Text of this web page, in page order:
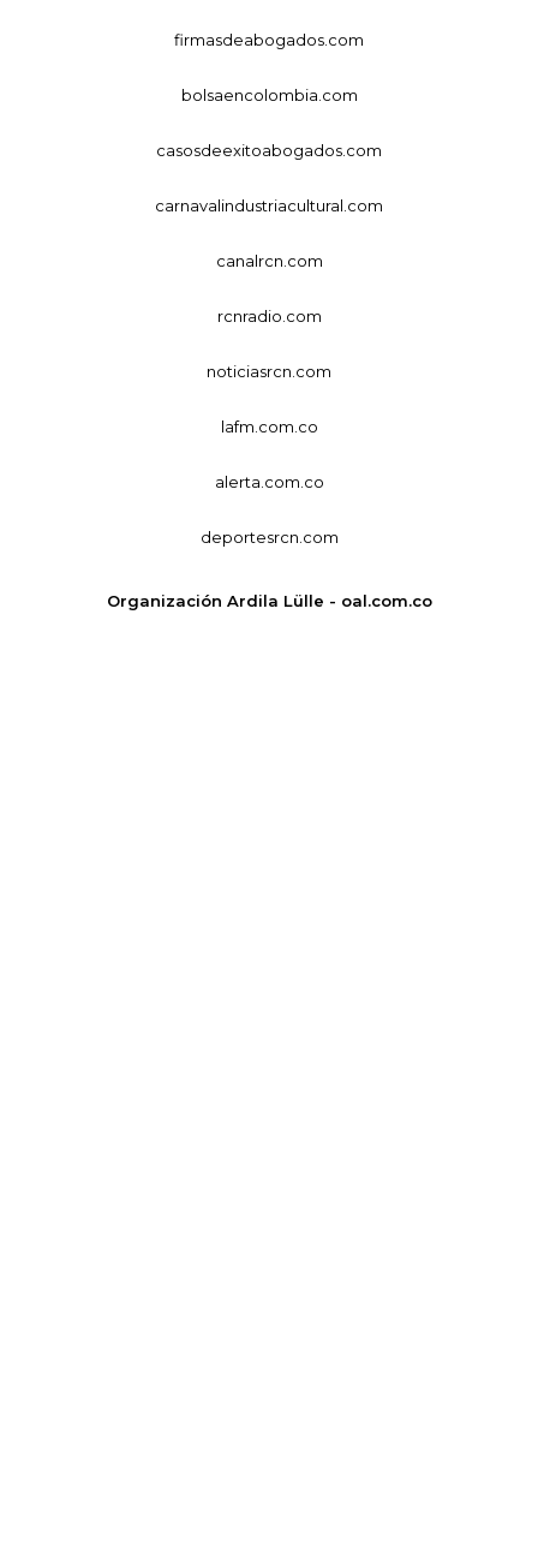
firmasdeabogados.com
bolsaencolombia.com
casosdeexitoabogados.com
carnavalindustriacultural.com
canalrcn.com
rcnradio.com
noticiasrcn.com
lafm.com.co
alerta.com.co
deportesrcn.com
Organización Ardila Lülle - oal.com.co